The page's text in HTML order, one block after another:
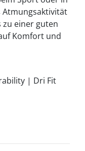
Atmungsaktivität
zu einer guten
Komfort und
| Dri Fit